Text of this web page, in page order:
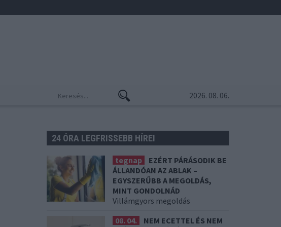
2026. 08. 06.
24 ÓRA LEGFRISSEBB HÍREI
tegnap
EZÉRT PÁRÁSODIK BE
ÁLLANDÓAN AZ ABLAK –
EGYSZERŰBB A MEGOLDÁS,
MINT GONDOLNÁD
Villámgyors megoldás
08. 04.
NEM ECETTEL ÉS NEM